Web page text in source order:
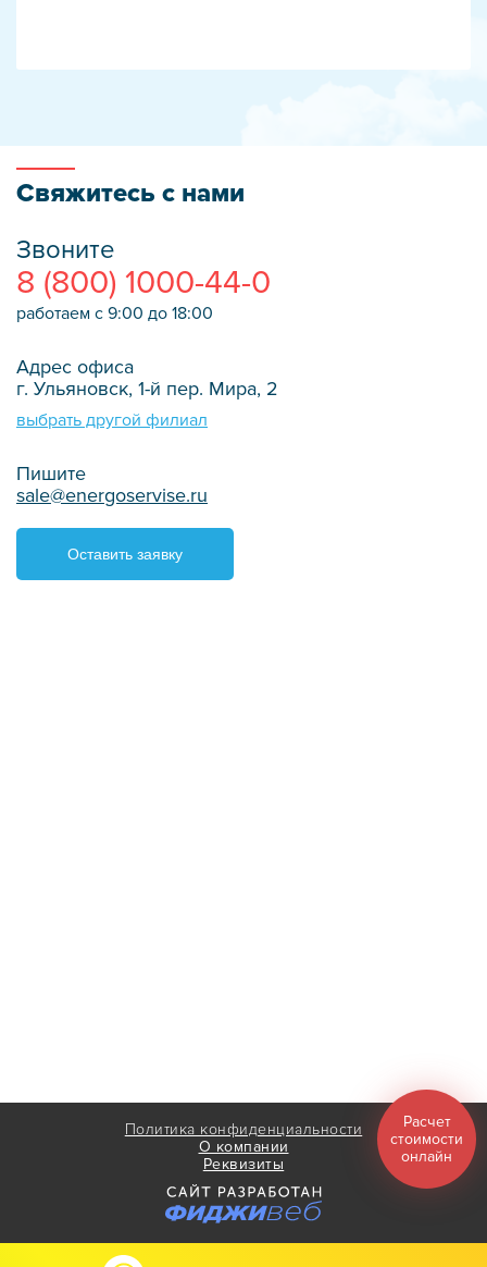
Свяжитесь с нами
Звоните
8 (800) 1000-44-0
работаем с 9:00 до 18:00
Адрес офиса
г. Ульяновск, 1-й пер. Мира, 2
выбрать другой филиал
Пишите
sale@energoservise.ru
Оставить заявку
Политика конфиденциальности
О компании
Реквизиты
Расчет
стоимости
онлайн